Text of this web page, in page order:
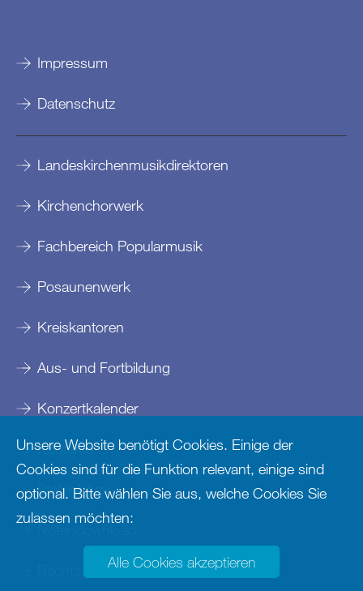
Impressum
Datenschutz
Landeskirchenmusikdirektoren
Kirchenchorwerk
Fachbereich Popularmusik
Posaunenwerk
Kreiskantoren
Aus- und Fortbildung
Konzertkalender
Kontakte
Stellenbörse
Rechtsgrundlagen
Unsere Website benötigt Cookies. Einige der
Cookies sind für die Funktion relevant, einige sind
optional. Bitte wählen Sie aus, welche Cookies Sie
zulassen möchten:
Alle Cookies akzeptieren